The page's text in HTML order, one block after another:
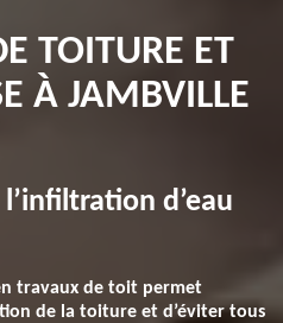
TOITURE ET
À JAMBVILLE
d’eau
travaux de toit permet
de la toiture et d’éviter tous